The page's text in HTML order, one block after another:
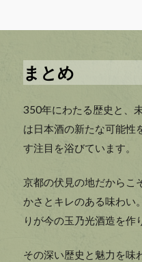
まとめ
350年にわたる歴史と、
は日本酒の新たな可能性
す注目を浴びています。
京都の伏見の地だからこ
かさとキレのある味わい
りが今の玉乃光酒造を作
その深い歴史と魅力を味